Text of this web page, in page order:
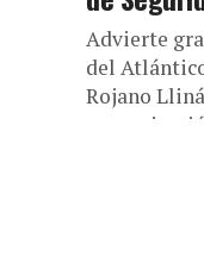
Advierte
del
Rojano